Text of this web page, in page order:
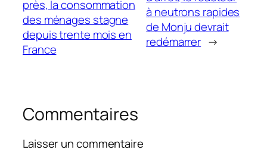
près, la consommation
des ménages stagne
depuis trente mois en
France
à neutrons rapides
de Monju devrait
redémarrer →
Commentaires
Laisser un commentaire